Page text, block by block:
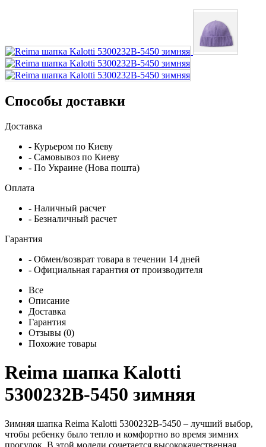
Способы доставки
Доставка
- Курьером по Киеву
- Самовывоз по Киеву
- По Украине (Нова пошта)
Оплата
- Наличный расчет
- Безналичный расчет
Гарантия
- Обмен/возврат товара в течении 14 дней
- Официальная гарантия от производителя
Все
Описание
Доставка
Гарантия
Отзывы (0)
Похожие товары
Reima шапка Kalotti
5300232B-5450 зимняя
Зимняя шапка Reima Kalotti 5300232B-5450 – лучший выбор,
чтобы ребенку было тепло и комфортно во время зимних
прогулок. В этой модели сочетается высококачественная